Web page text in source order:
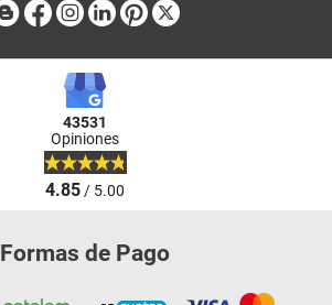
BlogFacebook
Instagram
LinkedinPinterest
43531
Opiniones
4.85/ 5.00
Formas de Pago